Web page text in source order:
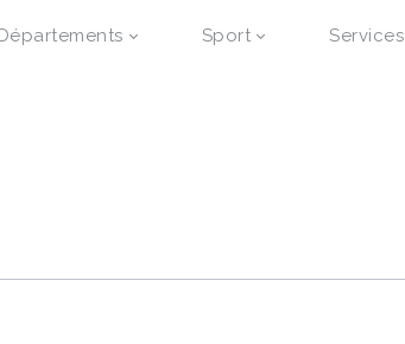
Sport Services